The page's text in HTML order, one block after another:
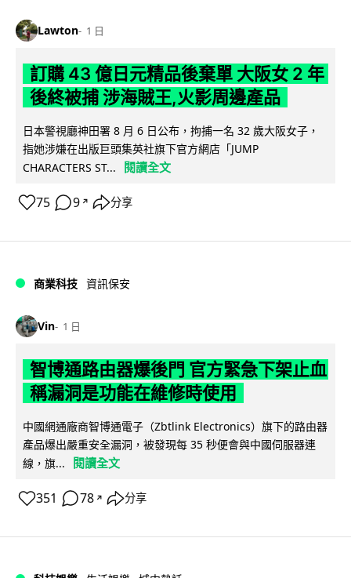
Lawton 1 日
訂購 43 億日元精品後棄單 大阪女 2 年
後終被捕 涉海賊王,火影周邊產品
日本警視廳神田署 8 月 6 日公布，拘捕一名 32 歲大阪女子，
指她涉嫌在出版巨頭集英社旗下官方網店「JUMP
CHARACTERS ST...
閱讀全文
75 9 ↗ 分享
商業科技 資訊保安
Vin 1 日
智博通路由器爆後門 官方緊急下架止血
稱漏洞是功能在維修時使用
中國網通廠商智博通電子（Zbtlink Electronics）旗下的路由器
產品爆出嚴重安全漏洞，被發現每 35 秒便會與中國伺服器連
線，旗...
閱讀全文
351 78 ↗ 分享